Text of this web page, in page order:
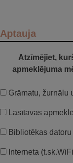
Aptauja
Atzīmējiet,
apmeklējuma
Grāmatu, žurnālu
Lasītavas
Bibliotēkas
Interneta